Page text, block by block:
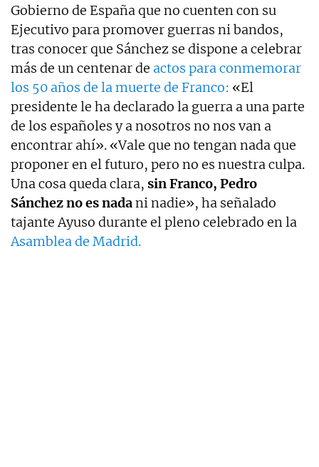
Gobierno de España que no cuenten con su
Ejecutivo para promover guerras ni bandos,
tras conocer que Sánchez se dispone a celebrar
más de un centenar de actos para conmemorar
los 50 años de la muerte de Franco: «El
presidente le ha declarado la guerra a una parte
de los españoles y a nosotros no nos van a
encontrar ahí». «Vale que no tengan nada que
proponer en el futuro, pero no es nuestra culpa.
Una cosa queda clara, sin Franco, Pedro
Sánchez no es nadani nadie», ha señalado
tajante Ayuso durante el pleno celebrado en la
Asamblea de Madrid.